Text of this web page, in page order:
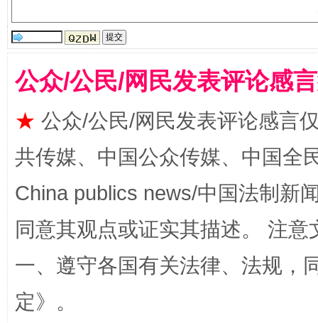
揭批美国五大"原罪" "炒
公众/公民/网民发表评论感
★ 公众/公民/网民发表评论感言
共传媒、中国公众传媒、中国全
China publics news/中国法制新
同意其观点或证实其描述。 注
一、遵守各国有关法律、法规，
定》。